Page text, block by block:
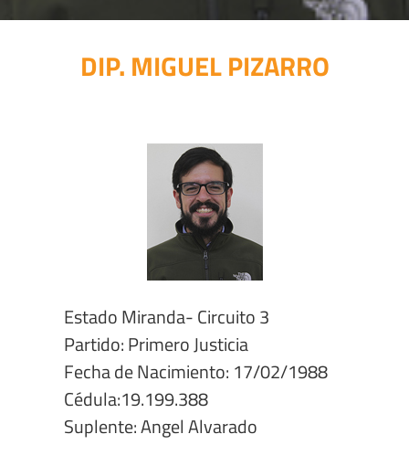
DIP. MIGUEL PIZARRO
Estado Miranda- Circuito 3
Partido: Primero Justicia
Fecha de Nacimiento: 17/02/1988
Cédula:19.199.388
Suplente: Angel Alvarado